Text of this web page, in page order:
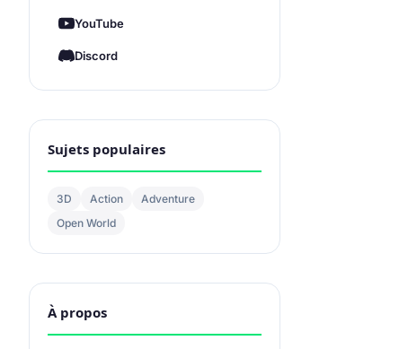
YouTube
Discord
Sujets populaires
3D Action
Adventure
Open World
À propos